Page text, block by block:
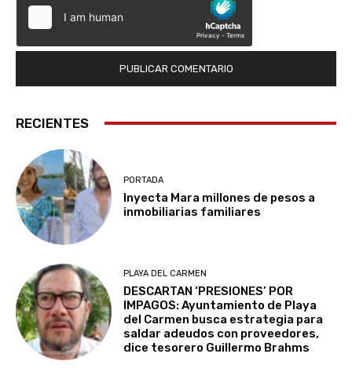
RECIENTES
PORTADA
Inyecta Mara millones de pesos a
inmobiliarias familiares
PLAYA DEL CARMEN
DESCARTAN ‘PRESIONES’ POR
IMPAGOS: Ayuntamiento de Playa
del Carmen busca estrategia para
saldar adeudos con proveedores,
dice tesorero Guillermo Brahms